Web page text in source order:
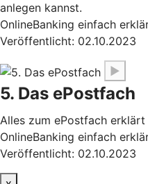
anlegen kannst.
OnlineBanking einfach
Veröffentlicht: 02.10.2023
▶
5. Das ePostfach
Alles zum ePostfach
OnlineBanking einfach
Veröffentlicht: 02.10.2023